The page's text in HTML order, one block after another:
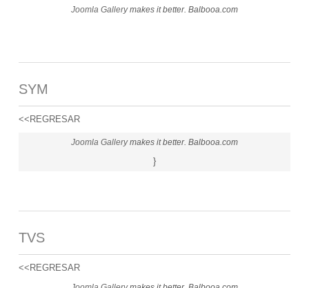
Joomla Gallerymakes it better. Balbooa.com
SYM
<<REGRESAR
Joomla Gallerymakes it better. Balbooa.com
}
TVS
<<REGRESAR